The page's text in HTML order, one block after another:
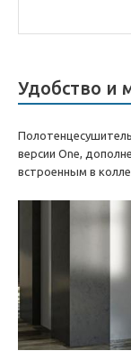
Удобство и
версии One,
встроенным в